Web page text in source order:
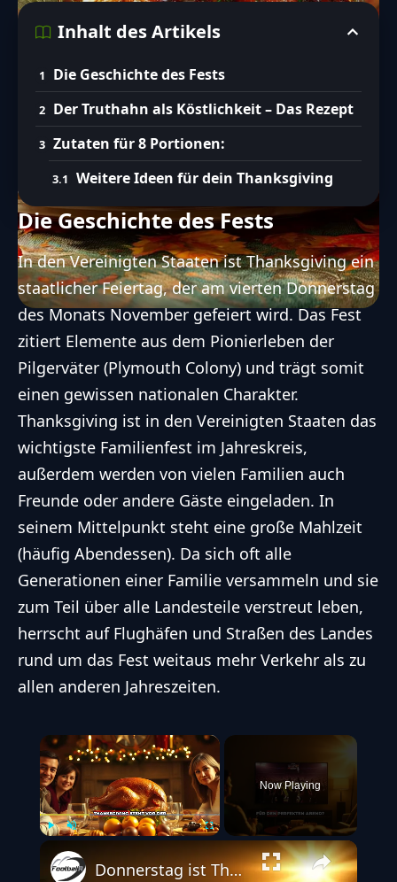
Inhalt des Artikels
Die Geschichte des Fests
Der Truthahn als Köstlichkeit – Das Rezept
Zutaten für 8 Portionen:
Weitere Ideen für dein Thanksgiving
Die Geschichte des Fests
In den Vereinigten Staaten istThanksgivingein
staatlicher Feiertag, der am vierten Donnerstag
des Monats November gefeiert wird. Das Fest
zitiert Elemente aus dem Pionierleben der
Pilgerväter (Plymouth Colony) und trägt somit
einen gewissen nationalen Charakter.
Thanksgiving ist in den Vereinigten Staaten das
wichtigste Familienfest im Jahreskreis,
außerdem werden von vielen Familien auch
Freunde oder andere Gäste eingeladen. In
seinem Mittelpunkt steht eine große Mahlzeit
(häufig Abendessen). Da sich oft alle
Generationen einer Familie versammeln und sie
zum Teil über alle Landesteile verstreut leben,
herrscht auf Flughäfen und Straßen des Landes
rund um das Fest weitaus mehr Verkehr als zu
allen anderen Jahreszeiten.
×
Now Playing
Donnerstag ist Thanksgiving 2024! Perfektes Dinner für deinen NFL Abend